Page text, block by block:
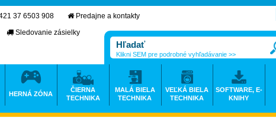
37 6503 908
Predajne a kontakty
Sledovanie zásielky
Klikni SEM pre podrobné vyhľadávanie >>
HERNÁ ZÓNA
ČIERNA
TECHNIKA
MALÁ BIELA
TECHNIKA
VEĽKÁ BIELA
TECHNIKA
SOFTWARE, E-
KNIHY